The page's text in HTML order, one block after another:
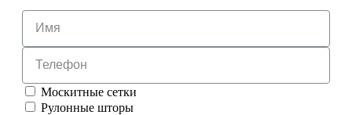
Москитные сетки
Рулонные шторы